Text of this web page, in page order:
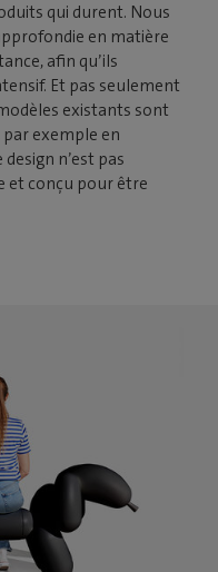
qui durent. Nous
en matière
afin qu’ils
Et pas seulement
existants sont
exemple en
n’est pas
et conçu pour être